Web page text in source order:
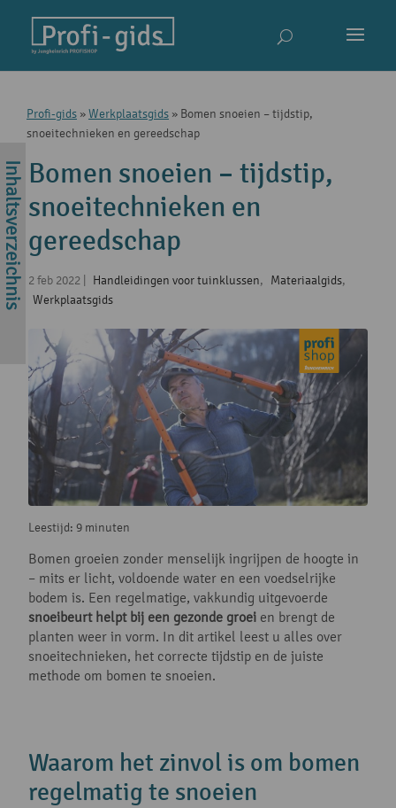
Profi-gids »Werkplaatsgids » Bomen snoeien – tijdstip,
snoeitechnieken en gereedschap
Bomen snoeien – tijdstip,
snoeitechnieken en
gereedschap
2 feb 2022 Handleidingen voor tuinklussen, Materiaalgids,
Werkplaatsgids
Leestijd: 9 minuten
Bomen groeien zonder menselijk ingrijpen de hoogte in
– mits er licht, voldoende water en een voedselrijke
bodem is. Een regelmatige, vakkundig uitgevoerde
snoeibeurt helpt bij een gezonde groei en brengt de
planten weer in vorm. In dit artikel leest u alles over
snoeitechnieken, het correcte tijdstip en de juiste
methode om bomen te snoeien.
Waarom het zinvol is om bomen
regelmatig te snoeien